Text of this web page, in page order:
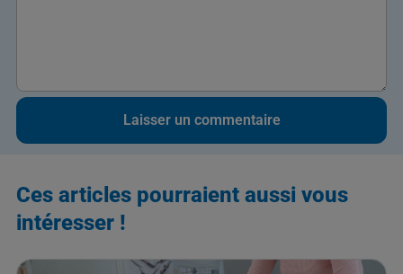
Ces articles pourraient aussi vous
intéresser !